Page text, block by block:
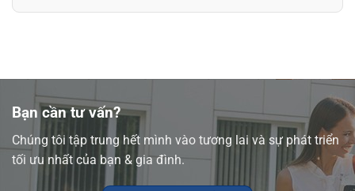
Bạn cần tư vấn?
Chúng tôi tập trung hết mình vào tương lai và sự phát triển
tối ưu nhất của bạn & gia đình.